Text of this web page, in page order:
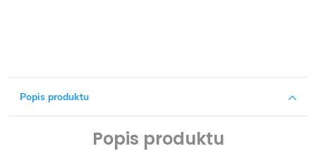
Popis produktu
Popis produktu